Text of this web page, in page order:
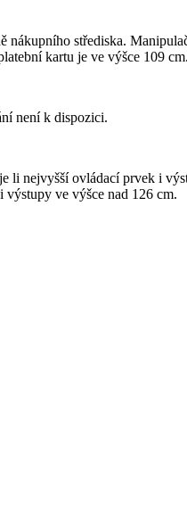
nákupního střediska.
kartu je ve výšce 109
není k dispozici.
li nejvyšší ovládací prvek i
ve výšce nad 126 cm.